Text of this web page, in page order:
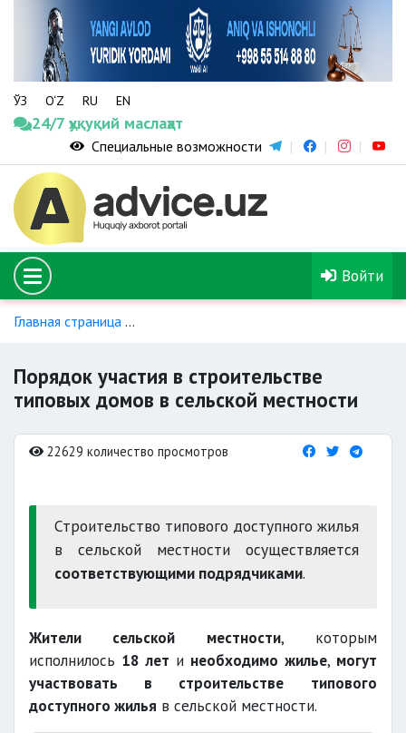
ЎЗ O‘Z RU EN
24/7 ҳуқуқий маслаҳат
Специальные возможности
Войти
Главная страница
Порядок участия в строительстве
типовых домов в сельской местности
22629 количество просмотров
Строительство типового доступного жилья
в сельской местности осуществляется
соответствующими подрядчиками.
Жители сельской местности, которым
исполнилось 18 лет и необходимо жилье, могут
участвовать в строительстве
типового
доступного жилья в сельской местности.